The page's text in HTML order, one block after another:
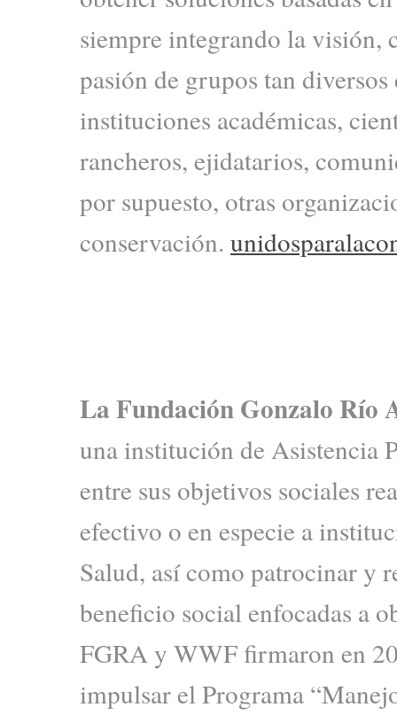
siempre integrando la visión,
pasión de grupos tan
instituciones académicas,
rancheros, ejidatarios,
por supuesto, otras
conservación.
La Fundación Gonzalo Río
una institución de Asistencia
entre sus objetivos sociales
efectivo o en especie a
Salud, así como patrocinar y
beneficio social enfocadas a
FGRA y WWF firmaron en
impulsar el Programa